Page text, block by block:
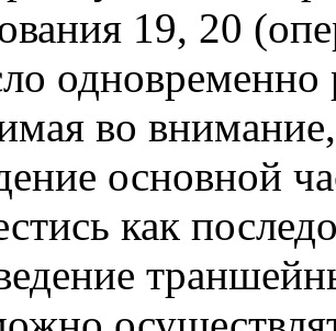
19, 20
во внимание,
основной
как